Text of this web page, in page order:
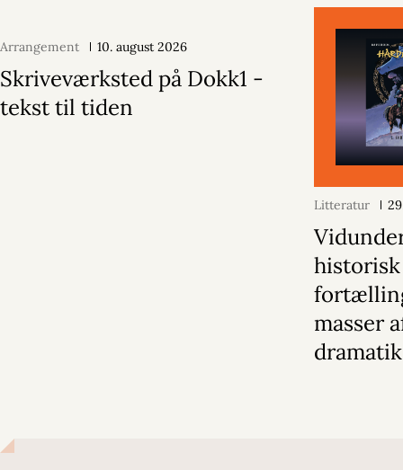
Arrangement 10. august 2026
Skriveværksted på Dokk1 -
tekst til tiden
Litteratur
historisk
masser
dramatik